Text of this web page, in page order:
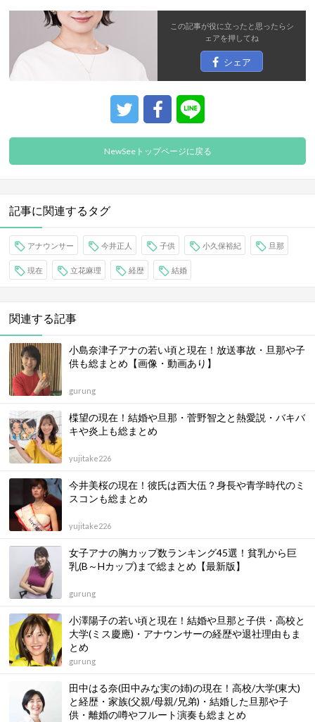
この記事が役に立ったと思ったらシ
ェアを押してね
シェア
NewSeeトップページに戻る
記事に関連するタグ
アナウンサー 今井正人 子供 小久保裕紀 旦那
現在 立花麻理 経歴 結婚
関連する記事
小島奈津子アナの若い頃と現在！放送事故・旦那や子
供も総まとめ【画像・動画あり】
gurung
楪望の現在！結婚や旦那・菅野智之と熱愛説・バキバ
キや炎上も総まとめ
yujitake226
今井美桜の現在！彼氏は西大伍？身長や青学時代のミ
スコンも総まとめ
yujitake226
女子アナの胸カップ数ランキング45選！貧乳から巨
乳(B～Hカップ)まで総まとめ【最新版】
gurung
小澤陽子の若い頃と現在！結婚や旦那と子供・高校と
大学(ミス慶應)・アナウンサーの経歴や退社理由もま
とめ
gurung
田中はる奈(田中みな実の姉)の現在！高校/大学(東大)
と経歴・家族(父親/母親/兄弟)・結婚した旦那や子
供・離婚の噂やフルート演奏も総まとめ